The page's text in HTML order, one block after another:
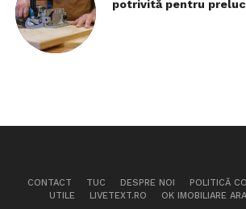
potrivită pentru
CONTACT TUC DESPRE NOI POLITICĂ
UTILE
LIVETEXT.RO OK IMOBILIARE